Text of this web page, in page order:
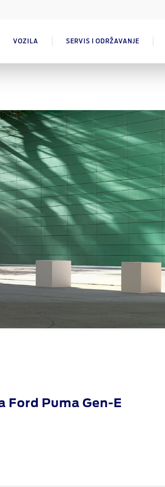
VOZILA SERVIS I ODRŽAVANJE
tvoja Puma Udobnost i
Ford Puma Gen-E